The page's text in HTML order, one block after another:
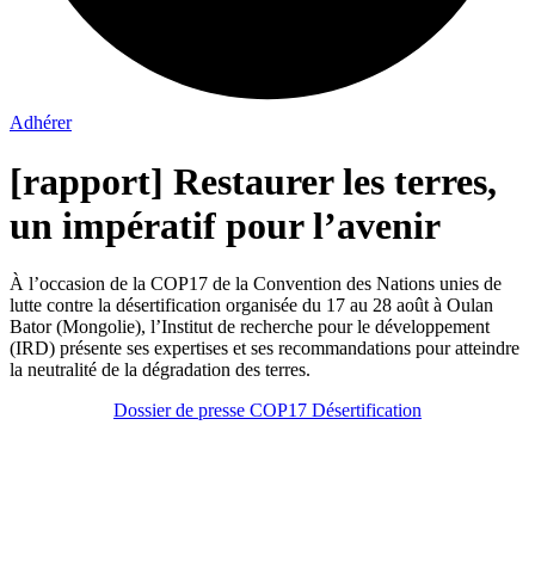
Adhérer
[rapport] Restaurer les terres,
un impératif pour l’avenir
À l’occasion de la COP17 de la Convention des Nations unies de
lutte contre la désertification organisée du 17 au 28 août à Oulan
Bator (Mongolie), l’Institut de recherche pour le développement
(IRD) présente ses expertises et ses recommandations pour atteindre
la neutralité de la dégradation des terres.
Dossier de presse COP17 Désertification